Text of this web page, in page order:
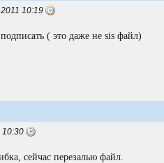
10:19
( это даже не sis файл)
сейчас перезалью файл.